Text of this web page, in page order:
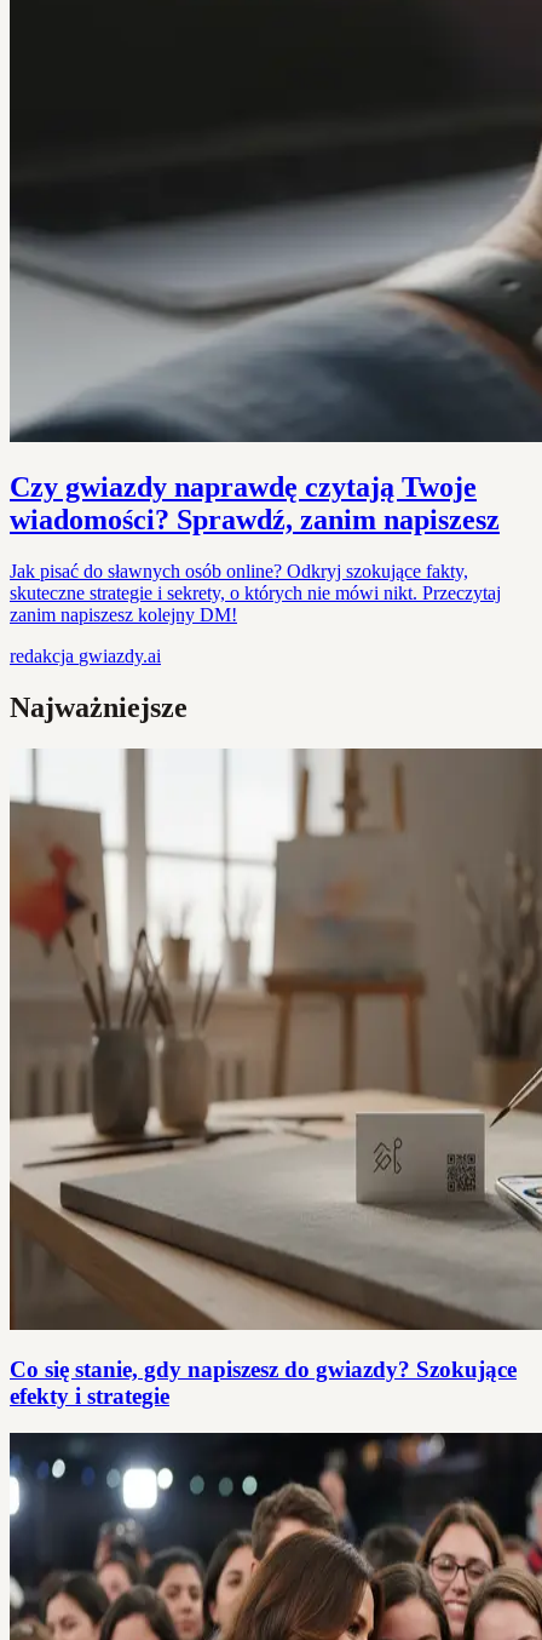
Czy gwiazdy naprawdę czytają Twoje
wiadomości? Sprawdź, zanim napiszesz
Jak pisać do sławnych osób online? Odkryj szokujące fakty,
skuteczne strategie i sekrety, o których nie mówi nikt. Przeczytaj
zanim napiszesz kolejny DM!
redakcja gwiazdy.ai
Najważniejsze
Co się stanie, gdy napiszesz do gwiazdy? Szokujące
efekty i strategie